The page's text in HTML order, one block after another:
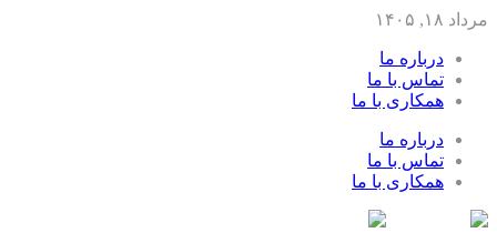
مرداد ۱۸, ۱۴۰۵
درباره ما
تماس با ما
همکاری با ما
درباره ما
تماس با ما
همکاری با ما